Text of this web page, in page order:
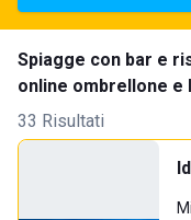
Spiagge con bar e
online ombrellone e
33 Risultati